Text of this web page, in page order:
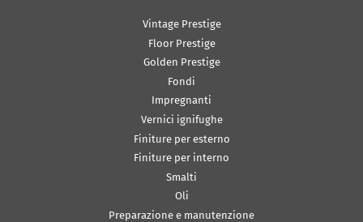
Vintage Prestige
Floor Prestige
Golden Prestige
Fondi
Impregnanti
Vernici ignifughe
Finiture per esterno
Finiture per interno
Smalti
Oli
Preparazione e manutenzione